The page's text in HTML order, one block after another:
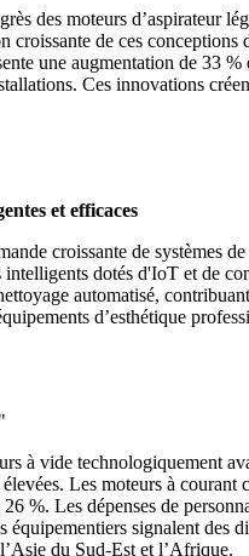
des moteurs d’aspirateur
de ces
une augmentation de
Ces innovations
et efficaces
croissante de systèmes
dotés d'IoT et de
automatisé,
d’esthétique
"
à vide technologiquement
Les moteurs à
%. Les dépenses de
signalent
du Sud-Est et l’Afrique.